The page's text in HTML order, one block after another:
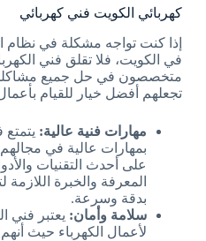
كهربائي الكويت فني كهربائي
إذا كنت تواجه مشكلة في نظام
في الكويت، فلا تقلق فني
متخصصون في حل جميع مشاكلك
تجعلهم أفضل خيار للقيام بأعمال
مهارات فنية عالية: يتمتع
بمهارات عالية في
على أحدث التقنيات
المعرفة والخبرة
بدقة وسرعة.
سلامة وأمان: يعتبر فني
لأعمال الكهرباء حيث